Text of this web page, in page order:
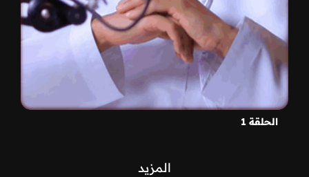
الحلقة 1
المزيد